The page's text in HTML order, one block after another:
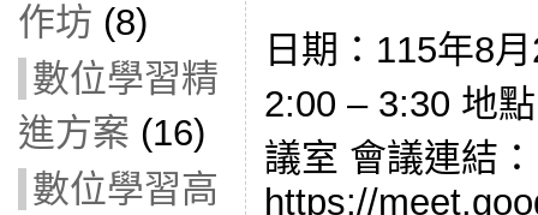
作坊 (8)
數位學習精
進方案 (16)
數位學習高
日期：115年8
2:00 – 3:30 地
議室 會議連結：
https://